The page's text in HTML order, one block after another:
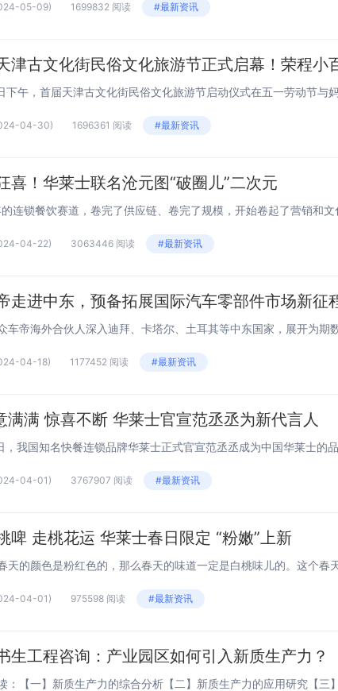
05-09) 1699832 阅读 #最新资讯
津古文化街民俗文化旅游节正式启幕！荣程小
04-30) 1696361 阅读 #最新资讯
喜！华莱士联名沧元图“破圈儿”二次元
04-22) 3063446 阅读 #最新资讯
走进中东，预备拓展国际汽车零部件市场新征
04-18) 1177452 阅读 #最新资讯
满满 惊喜不断 华莱士官宣范丞丞为新代言人
04-01) 3767907 阅读 #最新资讯
啤 走桃花运 华莱士春日限定 “粉嫩”上新
04-01) 975598 阅读 #最新资讯
生工程咨询：产业园区如何引入新质生产力？